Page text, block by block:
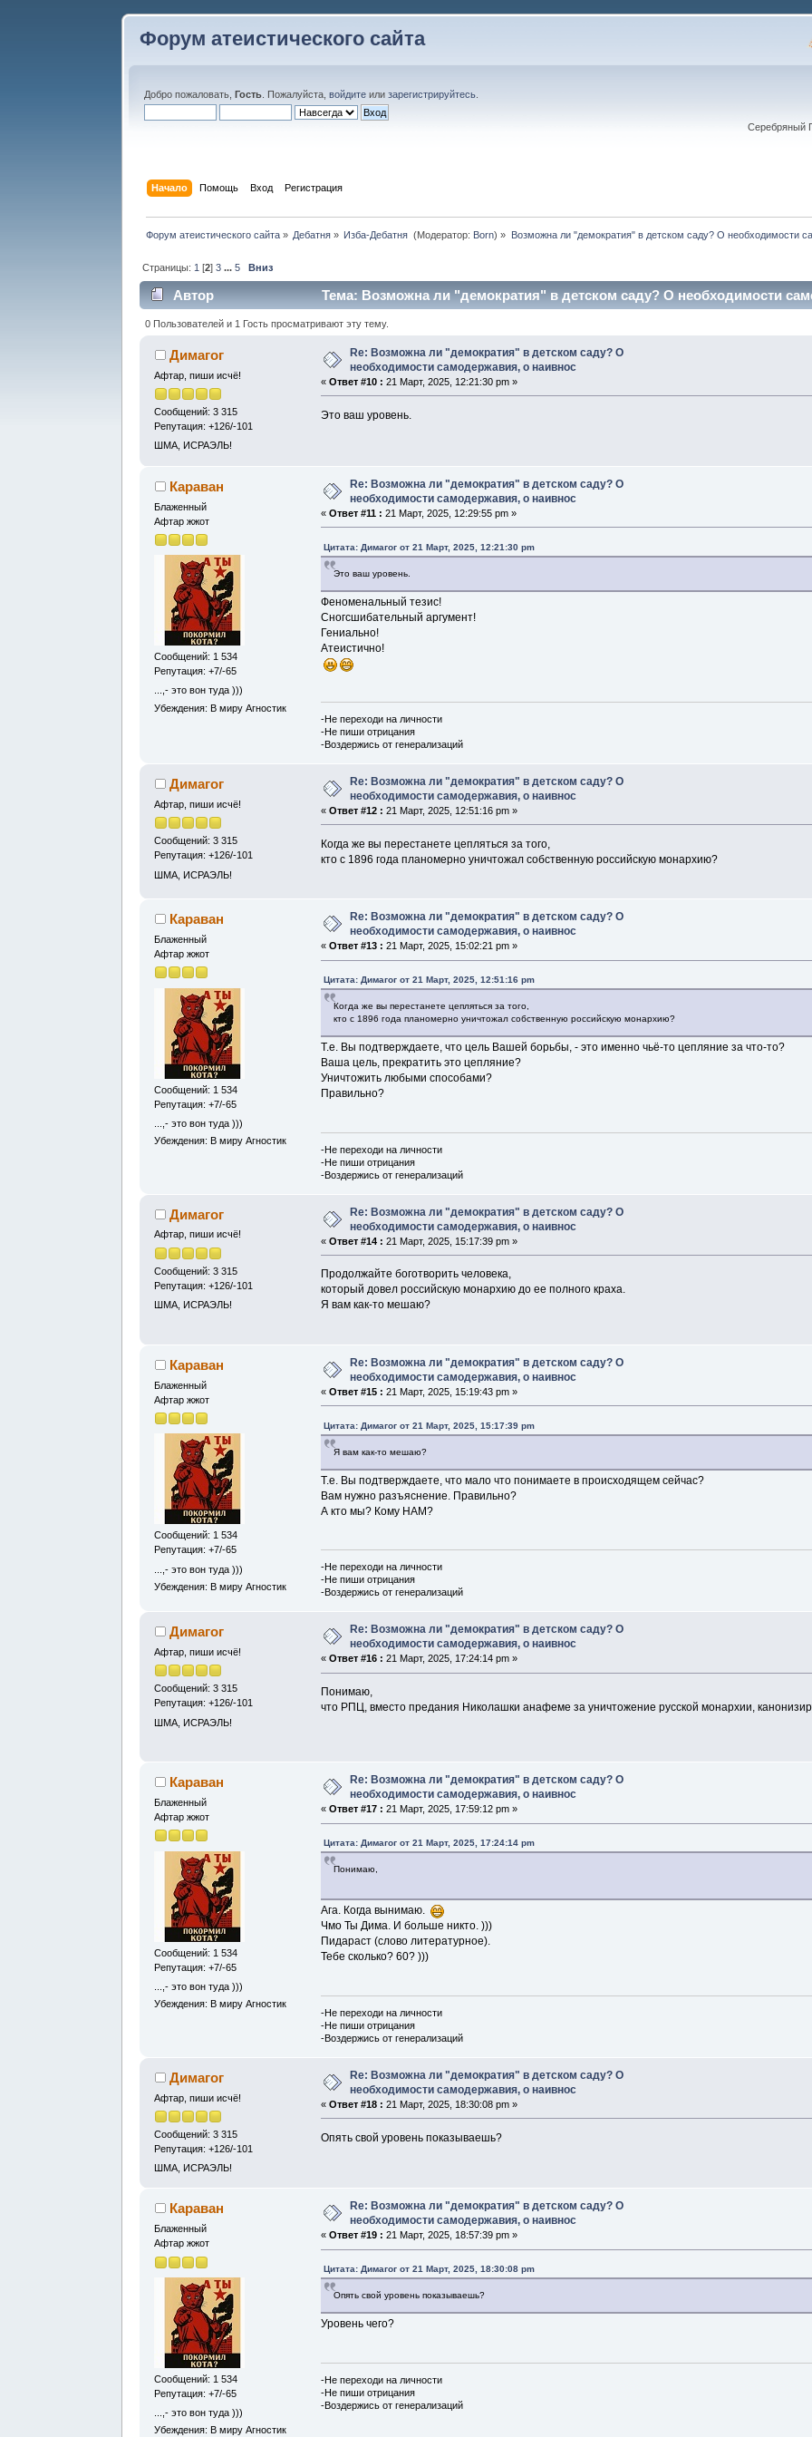
Форум атеистического сайта
Добро пожаловать,Гость . Пожалуйста,войдите илизарегистрируйтесь
Серебряный
Начало Помощь Вход Регистрация
Форум атеистического сайта» Дебатня» Изба-Дебатня (Модератор: Born) » Возможна ли "демократия" в детском саду? О необходимости
Страницы: 1 [2] 3 ... 5 Вниз
Автор
Тема: Возможна ли "демократия" в детском саду? О необходимости
59587 раз)
0 Пользователей и 1 Гость просматривают эту тему.
Димагог
Афтар, пиши исчё!
Сообщений: 3 315
Репутация: +126/-101
ШМА, ИСРАЭЛЬ!
Re: Возможна ли "демократия" в детском саду? О
необходимости самодержавия, о наивнос
«Ответ #10 : 21 Март, 2025, 12:21:30 pm »
Это ваш уровень.
Караван
Блаженный
Афтар жжот
Сообщений: 1 534
Репутация: +7/-65
...,- это вон туда )))
Убеждения: В миру Агностик
Re: Возможна ли "демократия" в детском саду? О
необходимости самодержавия, о наивнос
«Ответ #11 : 21 Март, 2025, 12:29:55 pm »
Цитата: Димагог от 21 Март, 2025, 12:21:30 pm
Это ваш уровень.
Феноменальный тезис!
Сногсшибательный аргумент!
Гениально!
Атеистично!
-Не переходи на личности
-Не пиши отрицания
-Воздержись от генерализаций
Димагог
Афтар, пиши исчё!
Сообщений: 3 315
Репутация: +126/-101
ШМА, ИСРАЭЛЬ!
Re: Возможна ли "демократия" в детском саду? О
необходимости самодержавия, о наивнос
«Ответ #12 : 21 Март, 2025, 12:51:16 pm »
Когда же вы перестанете цепляться за того,
кто с 1896 года планомерно уничтожал собственную российскую монархию?
Караван
Блаженный
Афтар жжот
Сообщений: 1 534
Репутация: +7/-65
...,- это вон туда )))
Убеждения: В миру Агностик
Re: Возможна ли "демократия" в детском саду? О
необходимости самодержавия, о наивнос
«Ответ #13 : 21 Март, 2025, 15:02:21 pm »
Цитата: Димагог от 21 Март, 2025, 12:51:16 pm
Когда же вы перестанете цепляться за того,
кто с 1896 года планомерно уничтожал собственную российскую монархию?
Т.е. Вы подтверждаете, что цель Вашей борьбы, - это именно чьё-то цепляние за что-то?
Ваша цель, прекратить это цепляние?
Уничтожить любыми способами?
Правильно?
-Не переходи на личности
-Не пиши отрицания
-Воздержись от генерализаций
Димагог
Афтар, пиши исчё!
Сообщений: 3 315
Репутация: +126/-101
ШМА, ИСРАЭЛЬ!
Re: Возможна ли "демократия" в детском саду? О
необходимости самодержавия, о наивнос
«Ответ #14 : 21 Март, 2025, 15:17:39 pm »
Продолжайте боготворить человека,
который довел российскую монархию до ее полного краха.
Я вам как-то мешаю?
Караван
Блаженный
Афтар жжот
Сообщений: 1 534
Репутация: +7/-65
...,- это вон туда )))
Убеждения: В миру Агностик
Re: Возможна ли "демократия" в детском саду? О
необходимости самодержавия, о наивнос
«Ответ #15 : 21 Март, 2025, 15:19:43 pm »
Цитата: Димагог от 21 Март, 2025, 15:17:39 pm
Я вам как-то мешаю?
Т.е. Вы подтверждаете, что мало что понимаете в происходящем сейчас?
Вам нужно разъяснение. Правильно?
А кто мы? Кому НАМ?
-Не переходи на личности
-Не пиши отрицания
-Воздержись от генерализаций
Димагог
Афтар, пиши исчё!
Сообщений: 3 315
Репутация: +126/-101
ШМА, ИСРАЭЛЬ!
Re: Возможна ли "демократия" в детском саду? О
необходимости самодержавия, о наивнос
«Ответ #16 : 21 Март, 2025, 17:24:14 pm »
Понимаю,
что РПЦ, вместо предания Николашки анафеме за уничтожение русской монархии,
Караван
Блаженный
Афтар жжот
Сообщений: 1 534
Репутация: +7/-65
...,- это вон туда )))
Убеждения: В миру Агностик
Re: Возможна ли "демократия" в детском саду? О
необходимости самодержавия, о наивнос
«Ответ #17 : 21 Март, 2025, 17:59:12 pm »
Цитата: Димагог от 21 Март, 2025, 17:24:14 pm
Понимаю,
Ага. Когда вынимаю.
Чмо Ты Дима. И больше никто. )))
Пидараст (слово литературное).
Тебе сколько? 60? )))
-Не переходи на личности
-Не пиши отрицания
-Воздержись от генерализаций
Димагог
Афтар, пиши исчё!
Сообщений: 3 315
Репутация: +126/-101
ШМА, ИСРАЭЛЬ!
Re: Возможна ли "демократия" в детском саду? О
необходимости самодержавия, о наивнос
«Ответ #18 : 21 Март, 2025, 18:30:08 pm »
Опять свой уровень показываешь?
Караван
Блаженный
Афтар жжот
Сообщений: 1 534
Репутация: +7/-65
...,- это вон туда )))
Убеждения: В миру Агностик
Re: Возможна ли "демократия" в детском саду? О
необходимости самодержавия, о наивнос
«Ответ #19 : 21 Март, 2025, 18:57:39 pm »
Цитата: Димагог от 21 Март, 2025, 18:30:08 pm
Опять свой уровень показываешь?
Уровень чего?
-Не переходи на личности
-Не пиши отрицания
-Воздержись от генерализаций